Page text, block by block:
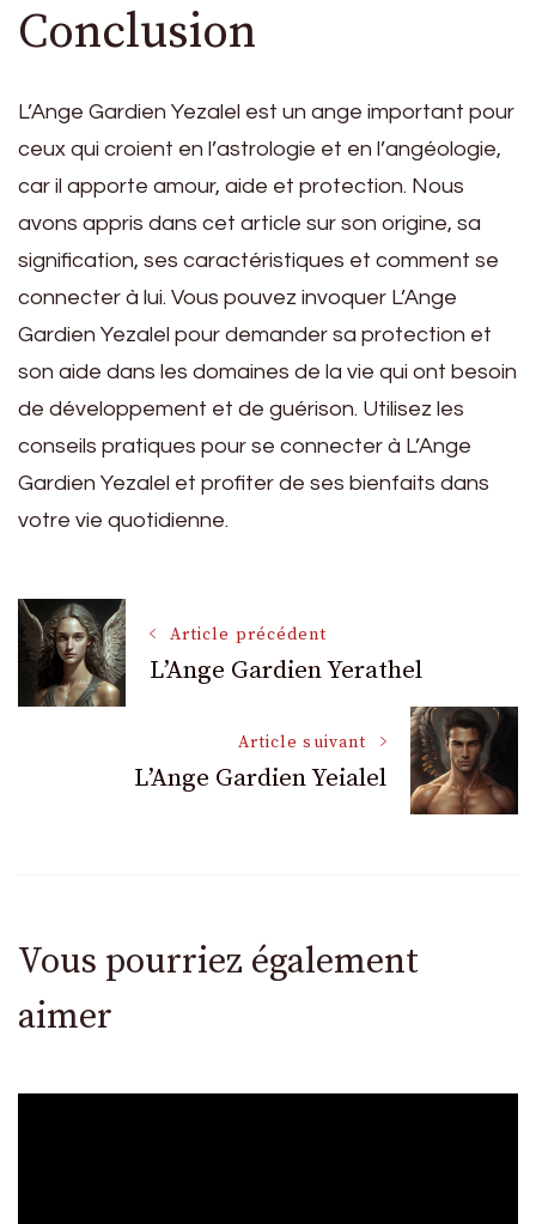
Conclusion
L’Ange Gardien Yezalel est un ange important pour
ceux qui croient en l’astrologie et en l’angéologie,
car il apporte amour, aide et protection. Nous
avons appris dans cet article sur son origine, sa
signification, ses caractéristiques et comment se
connecter à lui. Vous pouvez invoquer L’Ange
Gardien Yezalel pour demander sa protection et
son aide dans les domaines de la vie qui ont besoin
de développement et de guérison. Utilisez les
conseils pratiques pour se connecter à L’Ange
Gardien Yezalel et profiter de ses bienfaits dans
votre vie quotidienne.
Navigation
des
articles
Article précédent
L’Ange Gardien Yerathel
Article suivant
L’Ange Gardien Yeialel
Vous pourriez également
aimer